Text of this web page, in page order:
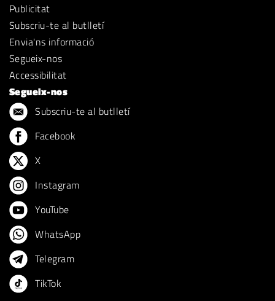
Publicitat
Subscriu-te al butlletí
Envia'ns informació
Segueix-nos
Accessibilitat
Segueix-nos
Subscriu-te al butlletí
Facebook
X
Instagram
YouTube
WhatsApp
Telegram
TikTok